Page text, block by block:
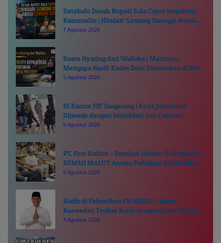
DataIndo Desak Bupati Sula Copot Inspektur
Kamarudin | Hindari ‘Lemong Suanggi Awasi
Lemong Suanggi’
7 Agustus 2026
Suara Nyaring dari Wailoba | Masmina :
Mengapa Nasib Kades Desa Ditentukan di Meja
Politisi?
5 Agustus 2026
Di Kantor FIF Tangerang | Kerja Jurnalistik
Dijawab dengan Intimidasi dan Cakaran
5 Agustus 2026
PT. Feni Haltim – Pemkab Haltim ‘Selingkuh’? |
SEMMI MALUT Ancam Polisikan Sekda Ricky
Chairul Richfat
5 Agustus 2026
Hadir di Pelantikan PB HIKMU | Anies
Baswedan Terikat Batin dengan Bumi Moloku
Kie Raha
4 Agustus 2026